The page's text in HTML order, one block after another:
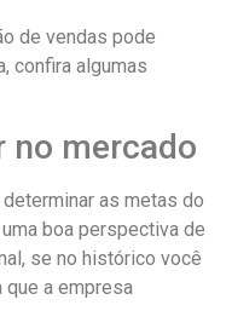
de vendas pode
confira algumas
no mercado
as metas do
boa perspectiva de
se no histórico você
que a empresa